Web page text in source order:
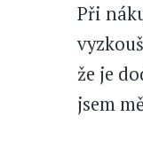
Při
že je
jsem